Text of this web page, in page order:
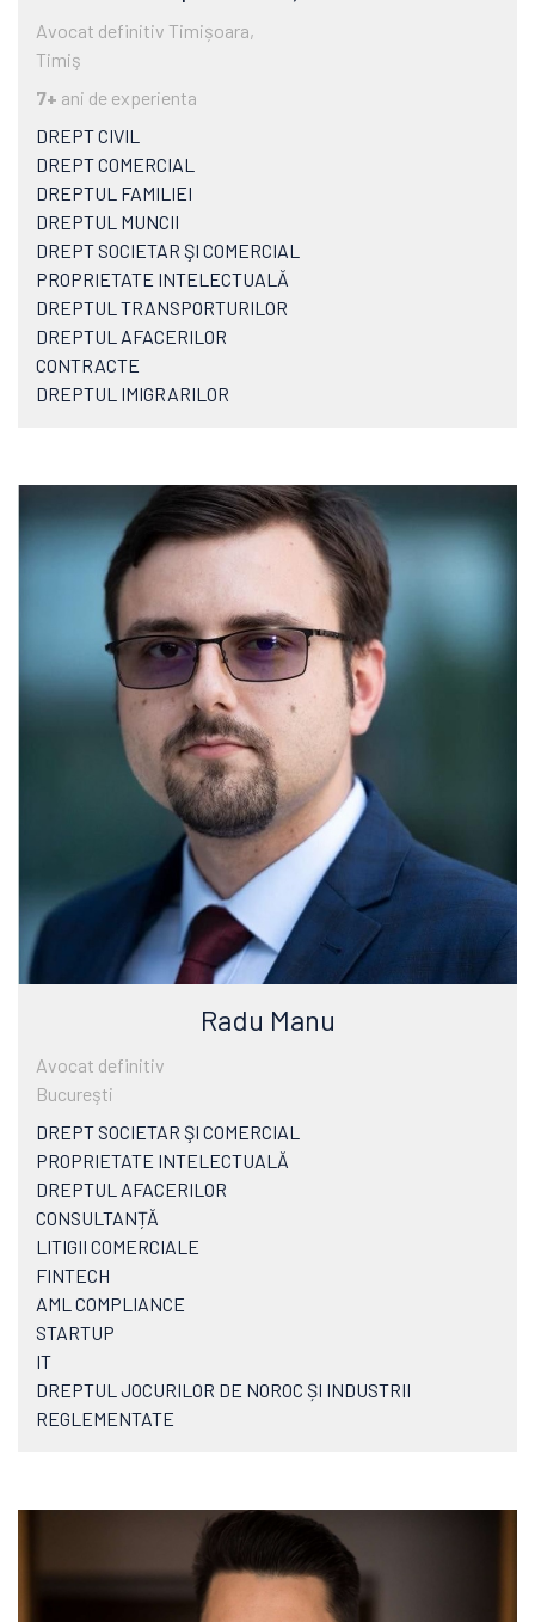
Avocat definitiv Timișoara,
Timiş
7+ ani de experienta
DREPT CIVIL
DREPT COMERCIAL
DREPTUL FAMILIEI
DREPTUL MUNCII
DREPT SOCIETAR ŞI COMERCIAL
PROPRIETATE INTELECTUALĂ
DREPTUL TRANSPORTURILOR
DREPTUL AFACERILOR
CONTRACTE
DREPTUL IMIGRARILOR
Radu Manu
Avocat definitiv
Bucureşti
DREPT SOCIETAR ŞI COMERCIAL
PROPRIETATE INTELECTUALĂ
DREPTUL AFACERILOR
CONSULTANȚĂ
LITIGII COMERCIALE
FINTECH
AML COMPLIANCE
STARTUP
IT
DREPTUL JOCURILOR DE NOROC ȘI INDUSTRII
REGLEMENTATE